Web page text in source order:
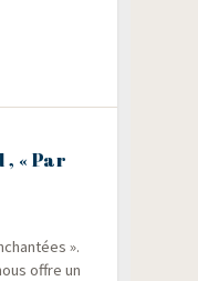
« Par
».
offre un